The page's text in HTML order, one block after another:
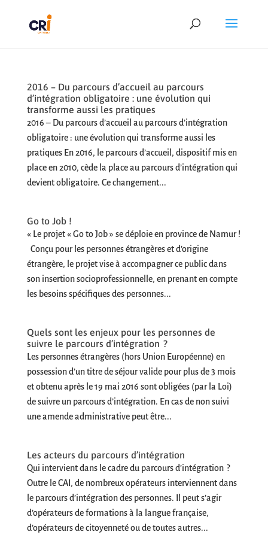
2016 – Du parcours d’accueil au parcours
d’intégration obligatoire : une évolution qui
transforme aussi les pratiques
2016 – Du parcours d’accueil au parcours d’intégration
obligatoire : une évolution qui transforme aussi les
pratiques En 2016, le parcours d’accueil, dispositif mis en
place en 2010, cède la place au parcours d’intégration qui
devient obligatoire. Ce changement...
Go to Job !
« Le projet « Go to Job » se déploie en province de Namur !
Conçu pour les personnes étrangères et d’origine
étrangère, le projet vise à accompagner ce public dans
son insertion socioprofessionnelle, en prenant en compte
les besoins spécifiques des personnes...
Quels sont les enjeux pour les personnes de
suivre le parcours d’intégration ?
Les personnes étrangères (hors Union Européenne) en
possession d’un titre de séjour valide pour plus de 3 mois
et obtenu après le 19 mai 2016 sont obligées (par la Loi)
de suivre un parcours d’intégration. En cas de non suivi
une amende administrative peut être...
Les acteurs du parcours d’intégration
Qui intervient dans le cadre du parcours d’intégration ?
Outre le CAI, de nombreux opérateurs interviennent dans
le parcours d’intégration des personnes. Il peut s’agir
d’opérateurs de formations à la langue française,
d’opérateurs de citoyenneté ou de toutes autres...